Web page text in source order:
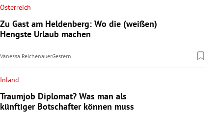
Österreich
Zu Gast am Heldenberg: Wo die (weißen)
Hengste Urlaub machen
Vanessa ReichenauerGestern
Inland
Traumjob Diplomat? Was man als
künftiger Botschafter können muss